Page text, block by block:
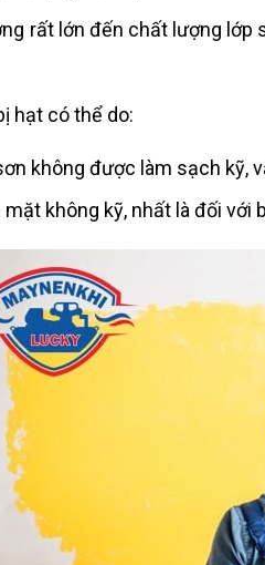
rất lớn đến chất lượng lớp
hạt có thể do:
không được làm sạch kỹ,
không kỹ, nhất là đối